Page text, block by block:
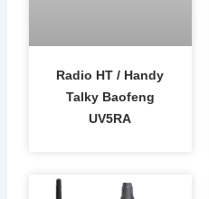
Radio HT / Handy
Talky Baofeng
UV5RA